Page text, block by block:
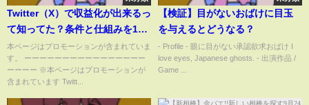
Twitter（X）で収益化が出来るっ
て知ってた？条件と仕組みを1分
で解説【ポイ活】 #shorts
本ページはプロモーションが含まれていま
す。 ーーーーーーーーーーーーーーーー
ーーーー ※本ページはプロモーションが
含まれています Twitt...
【検証】目がないおばけに目玉
を与えるとどうなる？
- Profile - 眼に目がない承認欲求おばけ I
love eyes, Japanese ghosts. - 出演作品 /
Game ...